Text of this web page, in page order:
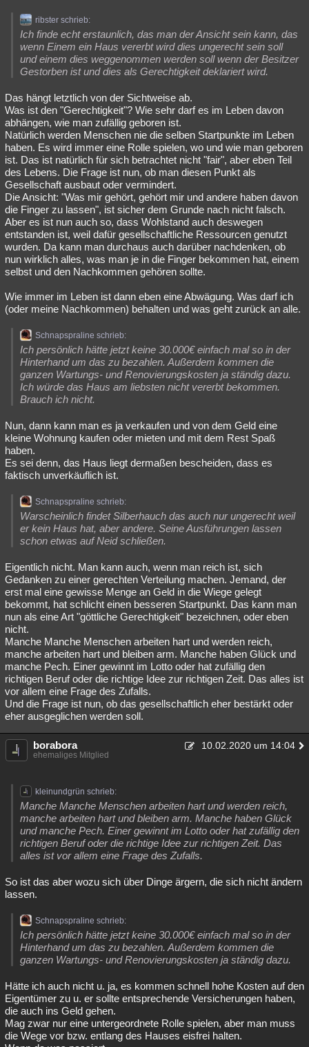
ribster schrieb:
Ich finde echt erstaunlich, das man der Ansicht sein kann, das
wenn Einem ein Haus vererbt wird dies ungerecht sein soll
und einem dies weggenommen werden soll wenn der Besitzer
Gestorben ist und dies als Gerechtigkeit deklariert wird.
Das hängt letztlich von der Sichtweise ab.
Was ist den "Gerechtigkeit"? Wie sehr darf es im Leben davon
abhängen, wie man zufällig geboren ist.
Natürlich werden Menschen nie die selben Startpunkte im Leben
haben. Es wird immer eine Rolle spielen, wo und wie man geboren
ist. Das ist natürlich für sich betrachtet nicht "fair", aber eben Teil
des Lebens. Die Frage ist nun, ob man diesen Punkt als
Gesellschaft ausbaut oder vermindert.
Die Ansicht: "Was mir gehört, gehört mir und andere haben davon
die Finger zu lassen", ist sicher dem Grunde nach nicht falsch.
Aber es ist nun auch so, dass Wohlstand auch deswegen
entstanden ist, weil dafür gesellschaftliche Ressourcen genutzt
wurden. Da kann man durchaus auch darüber nachdenken, ob
nun wirklich alles, was man je in die Finger bekommen hat, einem
selbst und den Nachkommen gehören sollte.
Wie immer im Leben ist dann eben eine Abwägung. Was darf ich
(oder meine Nachkommen) behalten und was geht zurück an alle.
Schnapspraline schrieb:
Ich persönlich hätte jetzt keine 30.000€ einfach mal so in der
Hinterhand um das zu bezahlen. Außerdem kommen die
ganzen Wartungs- und Renovierungskosten ja ständig dazu.
Ich würde das Haus am liebsten nicht vererbt bekommen.
Brauch ich nicht.
Nun, dann kann man es ja verkaufen und von dem Geld eine
kleine Wohnung kaufen oder mieten und mit dem Rest Spaß
haben.
Es sei denn, das Haus liegt dermaßen bescheiden, dass es
faktisch unverkäuflich ist.
Schnapspraline schrieb:
Warscheinlich findet Silberhauch das auch nur ungerecht weil
er kein Haus hat, aber andere. Seine Ausführungen lassen
schon etwas auf Neid schließen.
Eigentlich nicht. Man kann auch, wenn man reich ist, sich
Gedanken zu einer gerechten Verteilung machen. Jemand, der
erst mal eine gewisse Menge an Geld in die Wiege gelegt
bekommt, hat schlicht einen besseren Startpunkt. Das kann man
nun als eine Art "göttliche Gerechtigkeit" bezeichnen, oder eben
nicht.
Manche Manche Menschen arbeiten hart und werden reich,
manche arbeiten hart und bleiben arm. Manche haben Glück und
manche Pech. Einer gewinnt im Lotto oder hat zufällig den
richtigen Beruf oder die richtige Idee zur richtigen Zeit. Das alles ist
vor allem eine Frage des Zufalls.
Und die Frage ist nun, ob das gesellschaftlich eher bestärkt oder
eher ausgeglichen werden soll.
borabora 10.02.2020 um 14:04
ehemaliges Mitglied
kleinundgrün schrieb:
Manche Manche Menschen arbeiten hart und werden reich,
manche arbeiten hart und bleiben arm. Manche haben Glück
und manche Pech. Einer gewinnt im Lotto oder hat zufällig den
richtigen Beruf oder die richtige Idee zur richtigen Zeit. Das
alles ist vor allem eine Frage des Zufalls.
So ist das aber wozu sich über Dinge ärgern, die sich nicht ändern
lassen.
Schnapspraline schrieb:
Ich persönlich hätte jetzt keine 30.000€ einfach mal so in der
Hinterhand um das zu bezahlen. Außerdem kommen die
ganzen Wartungs- und Renovierungskosten ja ständig dazu.
Hätte ich auch nicht u. ja, es kommen schnell hohe Kosten auf den
Eigentümer zu u. er sollte entsprechende Versicherungen haben,
die auch ins Geld gehen.
Mag zwar nur eine untergeordnete Rolle spielen, aber man muss
die Wege vor bzw. entlang des Hauses eisfrei halten.